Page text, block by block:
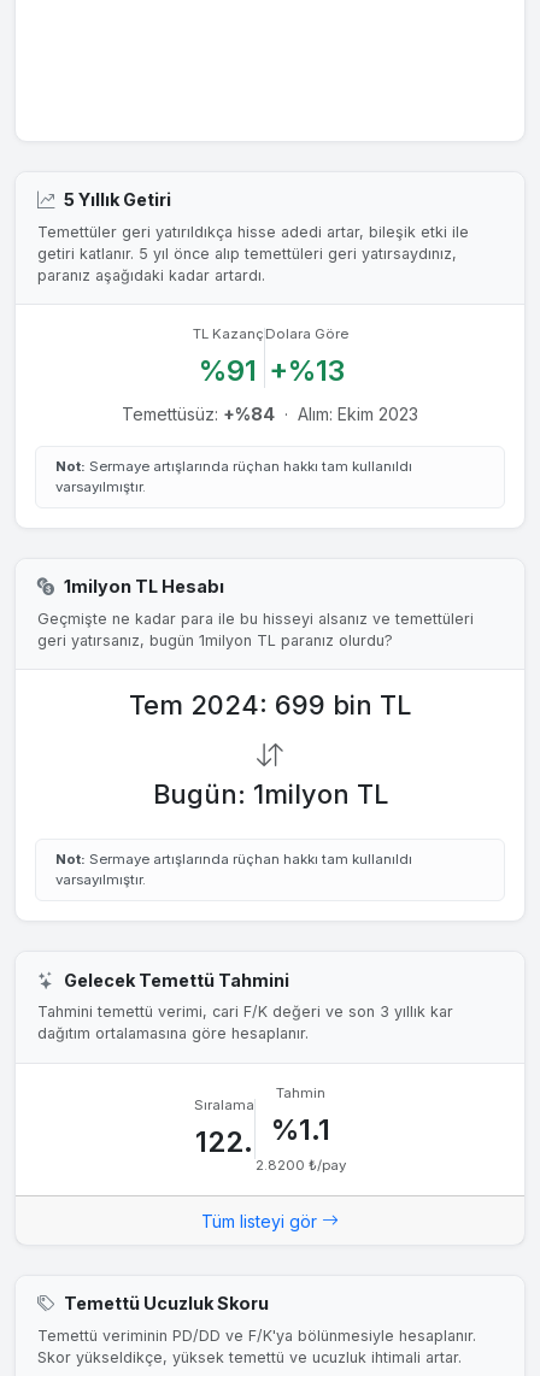
5 Yıllık Getiri
Temettüler geri yatırıldıkça hisse adedi artar, bileşik etki ile
getiri katlanır. 5 yıl önce alıp temettüleri geri yatırsaydınız,
paranız aşağıdaki kadar artardı.
TL Kazanç
%91
Dolara Göre
+%13
Temettüsüz: +%84 · Alım: Ekim 2023
Not: Sermaye artışlarında rüçhan hakkı tam kullanıldı
varsayılmıştır.
1milyon TL Hesabı
Geçmişte ne kadar para ile bu hisseyi alsanız ve temettüleri
geri yatırsanız, bugün 1milyon TL paranız olurdu?
Tem 2024: 699 bin TL
Bugün: 1milyon TL
Not: Sermaye artışlarında rüçhan hakkı tam kullanıldı
varsayılmıştır.
Gelecek Temettü Tahmini
Tahmini temettü verimi, cari F/K değeri ve son 3 yıllık kar
dağıtım ortalamasına göre hesaplanır.
Sıralama
122.
Tahmin
%1.1
2.8200 ₺/pay
Tüm listeyi gör
Temettü Ucuzluk Skoru
Temettü veriminin PD/DD ve F/K'ya bölünmesiyle hesaplanır.
Skor yükseldikçe, yüksek temettü ve ucuzluk ihtimali artar.